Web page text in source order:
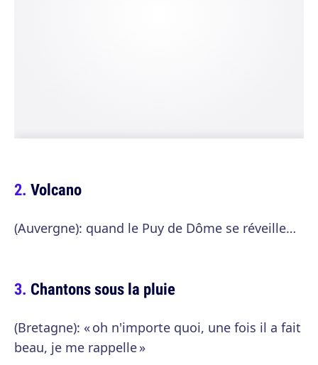
Volcano
(Auvergne): quand le Puy de Dôme se réveille…
Chantons sous la pluie
(Bretagne): « oh n'importe quoi, une fois il a fait
beau, je me rappelle »